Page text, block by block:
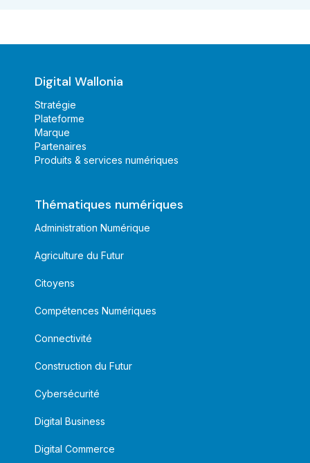
Digital Wallonia
Stratégie
Plateforme
Marque
Partenaires
Produits & services numériques
Thématiques numériques
Administration Numérique
Agriculture du Futur
Citoyens
Compétences Numériques
Connectivité
Construction du Futur
Cybersécurité
Digital Business
Digital Commerce